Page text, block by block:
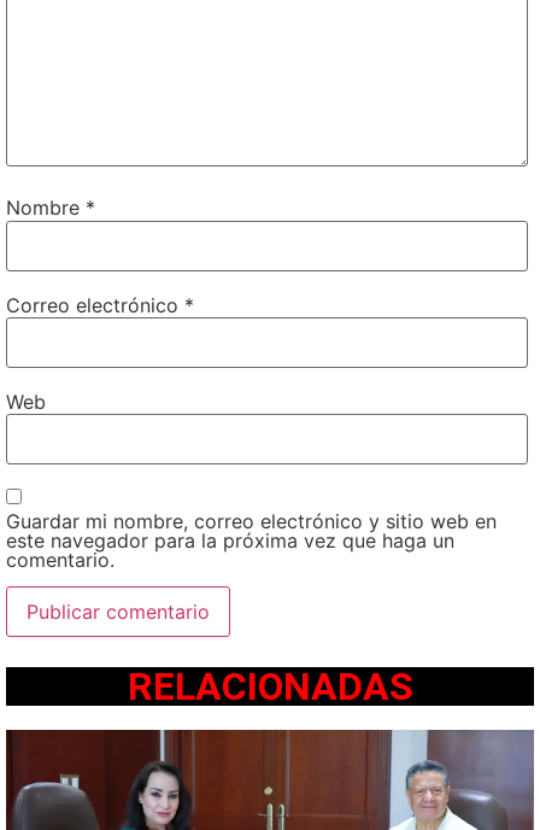
Nombre *
Correo electrónico *
Web
Guardar mi nombre, correo electrónico y sitio web en
este navegador para la próxima vez que haga un
comentario.
RELACIONADAS